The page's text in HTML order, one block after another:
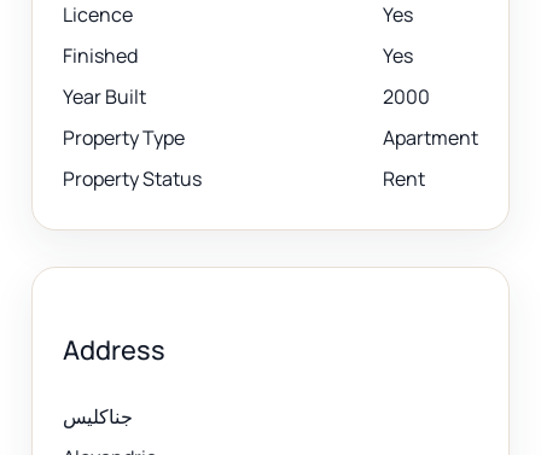
Licence
Finished
Year Built
Property Type
Property Status
Yes
Yes
2000
Apartment
Rent
Address
جناكليس